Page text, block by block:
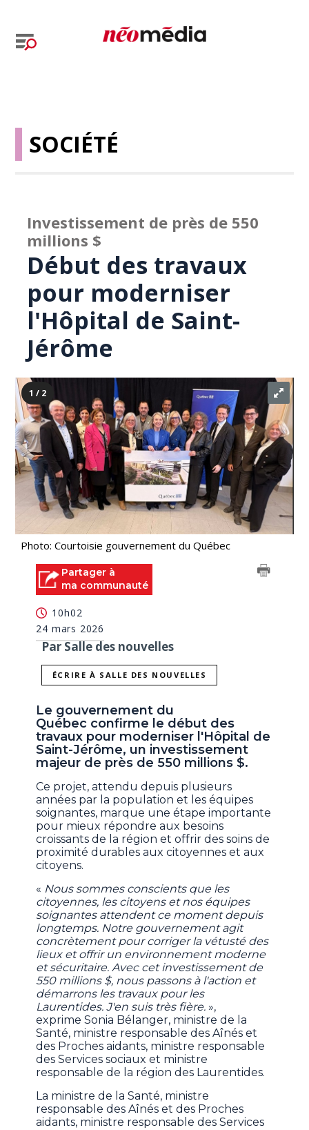
SOCIÉTÉ
Investissement de près de 550
millions $
Début des travaux
pour moderniser
l'Hôpital de Saint-
Jérôme
1 / 2
Photo: Courtoisie gouvernement du Québec
Partager à
ma communauté
10h02
24 mars 2026
Par Salle des nouvelles
ÉCRIRE À SALLE DES NOUVELLES
Le gouvernement du
Québec confirme le début des
travaux pour moderniser l'Hôpital de
Saint-Jérôme, un investissement
majeur de près de 550 millions $.
Ce projet, attendu depuis plusieurs
années par la population et les équipes
soignantes, marque une étape importante
pour mieux répondre aux besoins
croissants de la région et offrir des soins de
proximité durables aux citoyennes et aux
citoyens.
« Nous sommes conscients que les
citoyennes, les citoyens et nos équipes
soignantes attendent ce moment depuis
longtemps. Notre gouvernement agit
concrètement pour corriger la vétusté des
lieux et offrir un environnement moderne
et sécuritaire. Avec cet investissement de
550 millions $, nous passons à l'action et
démarrons les travaux pour les
Laurentides. J'en suis très fière. »,
exprime Sonia Bélanger, ministre de la
Santé, ministre responsable des Aînés et
des Proches aidants, ministre responsable
des Services sociaux et ministre
responsable de la région des Laurentides.
La ministre de la Santé, ministre
responsable des Aînés et des Proches
aidants, ministre responsable des Services